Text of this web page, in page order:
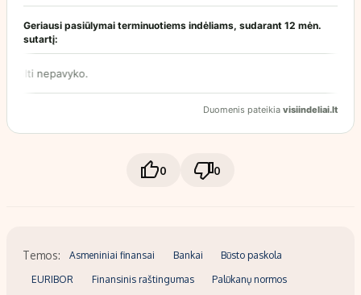
0 0
Temos: Asmeniniai finansai Bankai Būsto paskola
EURIBOR Finansinis raštingumas Palūkanų normos